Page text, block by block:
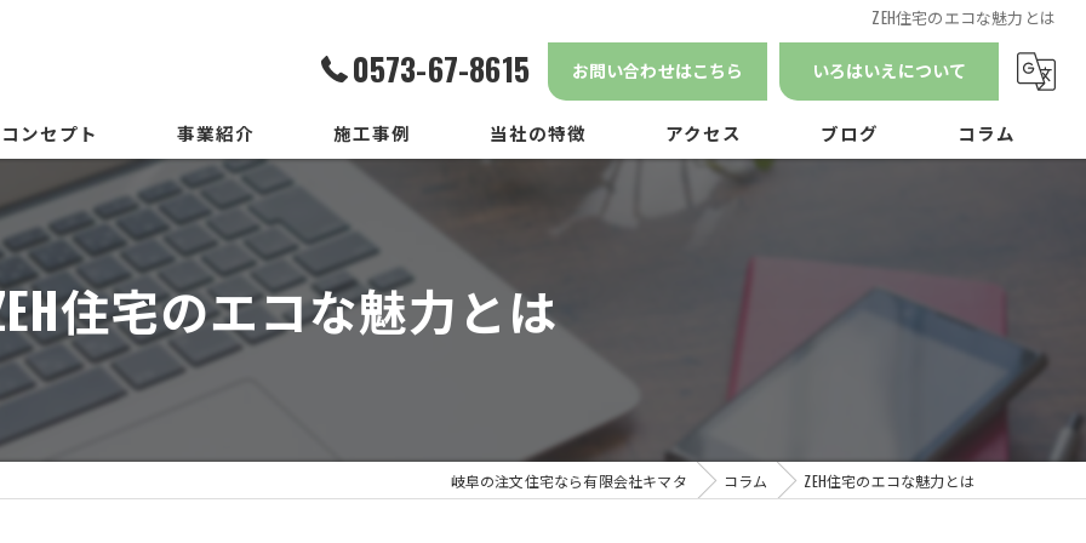
ZEH住宅のエコな魅力とは
0573-67-8615 お問い合わせはこちら いろはいえについて
コンセプト 事業紹介
家造りまでの流れ
いろはいえの選び方
地震保証付住宅とは
施工事例 当社の特徴
デザイン
施工
アクセス ブログ コラム
住宅のエコな魅力とは
岐阜の注文住宅なら有限会社キマタ コラム ZEH住宅のエコな魅力とは